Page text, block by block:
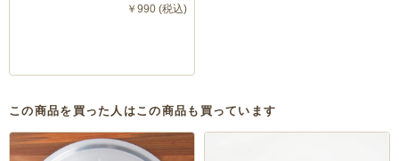
￥990 (税込)
この商品を買った人はこの商品も買っています